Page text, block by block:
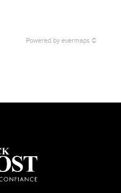
Powered by evermaps ©